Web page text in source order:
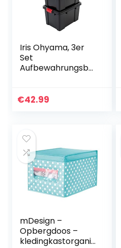
Iris Ohyama, 3er
Set
Aufbewahrungsbo
stapelbar, Garage
€42.99
mDesign –
Opbergdoos –
kledingkastorganiz